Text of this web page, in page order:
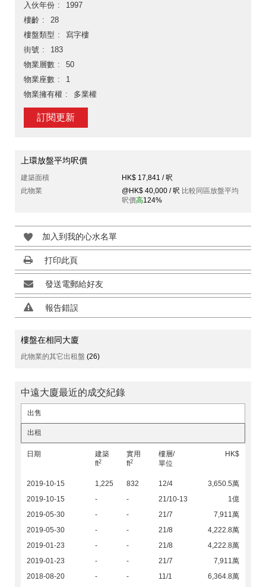
入伙年份
1997
樓齡
28
樓盤類型
寫字樓
街號
183
物業層數
50
物業座數
1
物業擁有權
多業權
訂閱更新
上環放盤平均呎價
建築面積
HK$ 17,841 / 呎
此物業
@HK$ 40,000 / 呎 比較同區放盤平均
呎價高124%
加入到我的心水名單
打印此頁
發送電郵給好友
報告錯誤
樓盤在相同大廈
此物業的其它出租盤 (26)
中遠大廈最近的成交紀錄
出售
出租
日期
建築
ft2
實用
ft2
樓層/
單位
HK$
2019-10-15 1,225 832 12/4
3,650.5萬
2019-10-15
- - 21/10-13
1億
2019-05-30
- - 21/7
7,911萬
2019-05-30
- - 21/8
4,222.8萬
2019-01-23
- - 21/8
4,222.8萬
2019-01-23
- - 21/7
7,911萬
2018-08-20
- - 11/1
6,364.8萬